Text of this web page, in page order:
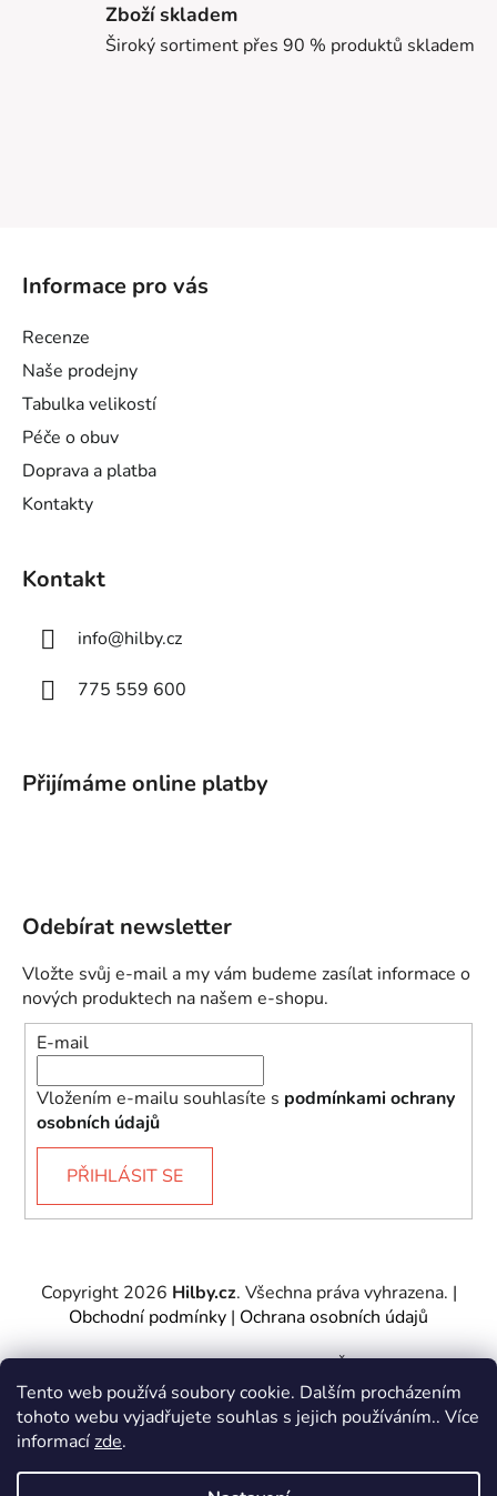
Tento web používá soubory cookie. Dalším procházením
tohoto webu vyjadřujete souhlas s jejich používáním.. Více
informacízde.
Zboží skladem
Široký sortiment přes 90 % produktů skladem
Informace pro vás
Recenze
Naše prodejny
Tabulka velikostí
Péče o obuv
Doprava a platba
Kontakty
Kontakt
info@hilby.cz
775 559 600
Přijímáme online platby
Odebírat newsletter
Vložte svůj e-mail a my vám budeme zasílat informace o
nových produktech na našem e-shopu.
E-mail
Vložením e-mailu souhlasíte s podmínkami ochrany
osobních údajů
PŘIHLÁSIT SE
Copyright 2026 Hilby.cz. Všechna práva vyhrazena. |
Obchodní podmínky | Ochrana osobních údajů
Provozovatel e-shopu: Hilby CZ s.r.o., IČ: 27467317, se
sídlem Soukenická 2082/7,11000 Praha 1 – Nové
Město.
Společnost je zapsána u Městského soudu v Praze -